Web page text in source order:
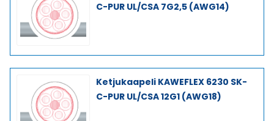
C-PUR UL/CSA 7G2,5 (AWG14)
Ketjukaapeli KAWEFLEX 6230 SK-
C-PUR UL/CSA 12G1 (AWG18)